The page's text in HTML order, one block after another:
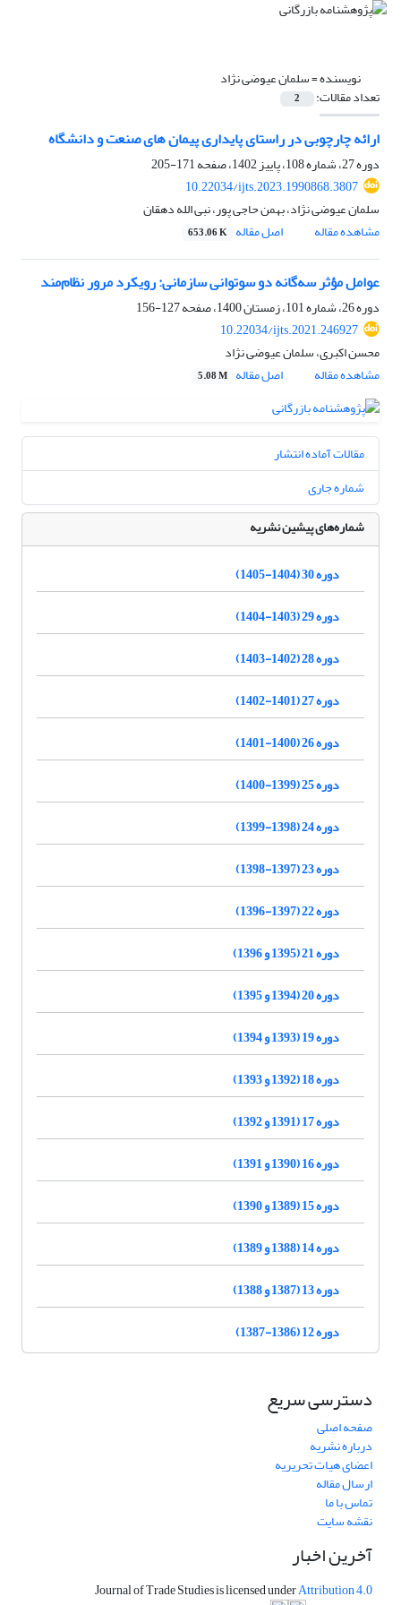
نویسنده =سلمان عیوضی نژاد
تعداد مقالات: 2
ارائه چارچوبی در راستای پایداری پیمان های صنعت و دانشگاه
دوره 27، شماره 108، پاییز 1402، صفحه
171-205
10.22034/ijts.2023.1990868.3807
سلمان عیوضی نژاد، بهمن حاجی پور، نبی الله دهقان
مشاهده مقاله
اصل مقاله 653.06 K
عوامل مؤثر سه‌گانه دو سوتوانی سازمانی: رویکرد مرور نظام‌مند
دوره 26، شماره 101، زمستان 1400، صفحه
127-156
10.22034/ijts.2021.246927
محسن اکبری، سلمان عیوضی نژاد
مشاهده مقاله
اصل مقاله 5.08 M
مقالات آماده انتشار
شماره جاری
شماره‌های پیشین نشریه
دوره 30 (1404-1405)
دوره 29 (1403-1404)
دوره 28 (1402-1403)
دوره 27 (1401-1402)
دوره 26 (1400-1401)
دوره 25 (1399-1400)
دوره 24 (1398-1399)
دوره 23 (1397-1398)
دوره 22 (1397-1396)
دوره 21 (1395 و 1396)
دوره 20 (1394 و 1395)
دوره 19 (1393 و 1394)
دوره 18 (1392 و 1393)
دوره 17 (1391 و 1392)
دوره 16 (1390 و 1391)
دوره 15 (1389 و 1390)
دوره 14 (1388 و 1389)
دوره 13 (1387 و 1388)
دوره 12 (1386-1387)
دسترسی سریع
صفحه اصلی
درباره نشریه
اعضای هیات تحریریه
ارسال مقاله
تماس با ما
نقشه سایت
آخرین اخبار
Journal of Trade Studies is licensed underAttribution 4.0